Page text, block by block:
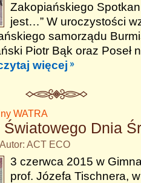
Zakopiańskiego
jest…” W uroczystości
samorządu
Piotr Bąk oraz Poseł
więcej
WATRA
Dnia
ACT ECO
3 czerwca 2015 w
prof. Józefa Tischnera,